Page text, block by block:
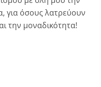
για όσους λατρεύουν
την μοναδικότητα!